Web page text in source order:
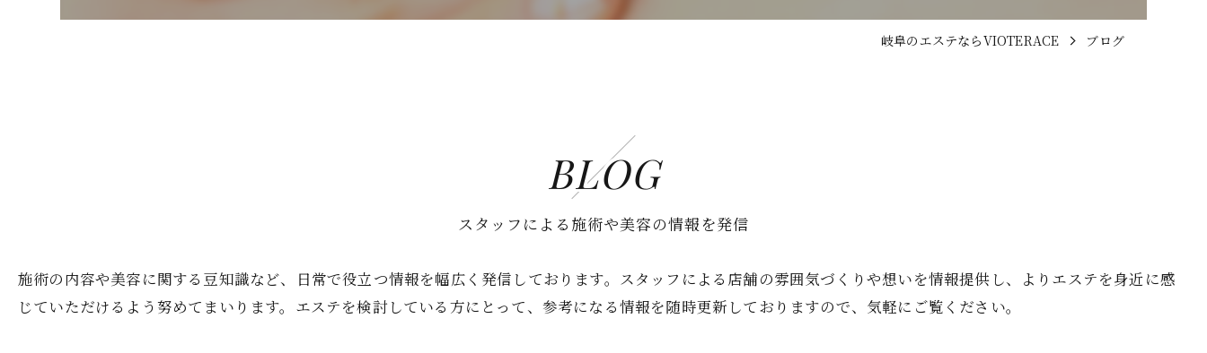
岐阜のエステならVIOTERACE ブログ
BLOG
スタッフによる施術や美容の情報を発信
施術の内容や美容に関する豆知識など、日常で役立つ情報を幅広く発信しております。スタッフによる店舗の雰囲気づくりや想いを情報提供し、よりエステを身近に感
じていただけるよう努めてまいります。エステを検討している方にとって、参考になる情報を随時更新しておりますので、気軽にご覧ください。